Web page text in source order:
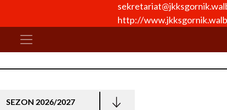
http://
SEZON 2026/2027